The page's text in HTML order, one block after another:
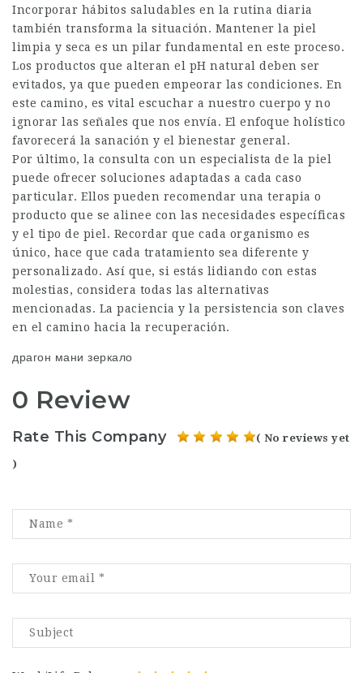
Incorporar hábitos saludables en la rutina diaria
también transforma la situación. Mantener la piel
limpia y seca es un pilar fundamental en este proceso.
Los productos que alteran el pH natural deben ser
evitados, ya que pueden empeorar las condiciones. En
este camino, es vital escuchar a nuestro cuerpo y no
ignorar las señales que nos envía. El enfoque holístico
favorecerá la sanación y el bienestar general.
Por último, la consulta con un especialista de la piel
puede ofrecer soluciones adaptadas a cada caso
particular. Ellos pueden recomendar una terapia o
producto que se alinee con las necesidades específicas
y el tipo de piel. Recordar que cada organismo es
único, hace que cada tratamiento sea diferente y
personalizado. Así que, si estás lidiando con estas
molestias, considera todas las alternativas
mencionadas. La paciencia y la persistencia son claves
en el camino hacia la recuperación.
драгон мани зеркало
0 Review
Rate This Company ( No reviews yet
)